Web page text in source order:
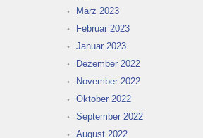
März 2023
Februar 2023
Januar 2023
Dezember 2022
November 2022
Oktober 2022
September 2022
August 2022